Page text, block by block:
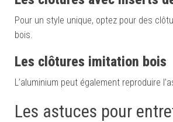
Pour un style unique, optez pour des
bois.
Les c lôtures imitation bois
L’aluminium peut également reproduire
Les astuces pour